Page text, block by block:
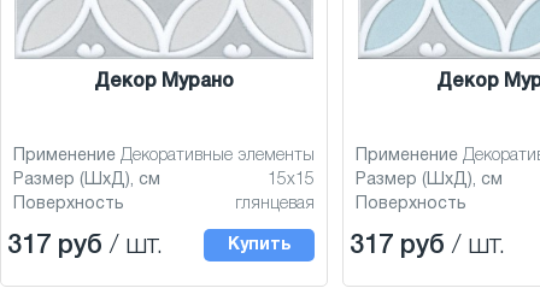
Декор Мурано
Применение Декоративные элементы
Размер (ШхД), см
15x15
Поверхность
глянцевая
317 руб / шт. Купить
Декор
Применение
Размер (ШхД), см
Поверхность
317 руб / шт.